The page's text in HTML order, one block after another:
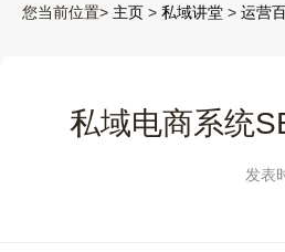
您当前位置> 主页 > 私域讲堂 > 运营
私域电商系统
发表